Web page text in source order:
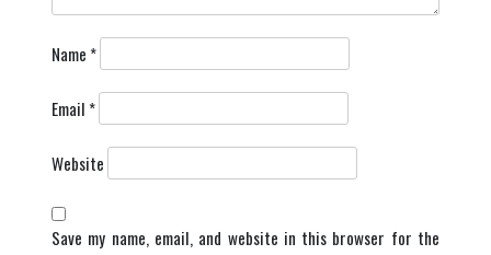
Name *
Email *
Website
Save my name, email, and website in this browser for the